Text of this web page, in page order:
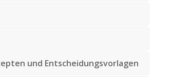
und Entscheidungsvorlagen